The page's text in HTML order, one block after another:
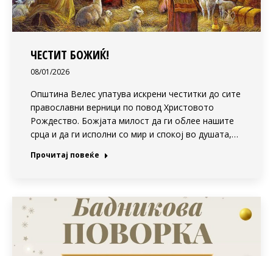
ЧЕСТИТ БОЖИЌ!
08/01/2026
Општина Велес упатува искрени честитки до сите
православни верници по повод Христовото
Рождество. Божјата милост да ги облее нашите
срца и да ги исполни со мир и спокој во душата,…
Прочитај повеќе